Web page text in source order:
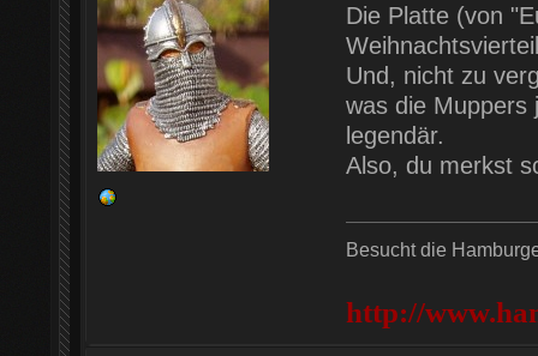
Die Platte (von
Und, nicht zu
was die Muppers
legendär.
Also, du merkst
Besucht die
http://